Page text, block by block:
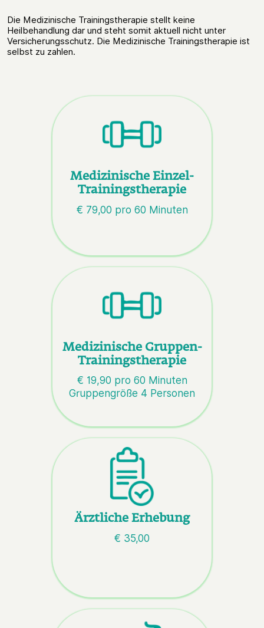
Die Medizinische Trainingstherapie stellt keine
Heilbehandlung dar und steht somit aktuell nicht unter
Versicherungsschutz. Die Medizinische Trainingstherapie ist
selbst zu zahlen.
Medizinische Einzel-
Trainingstherapie
€ 79,00 pro 60 Minuten
Medizinische Gruppen-
Trainingstherapie
€ 19,90 pro 60 Minuten
Gruppengröße 4 Personen
Ärztliche Erhebung
€ 35,00